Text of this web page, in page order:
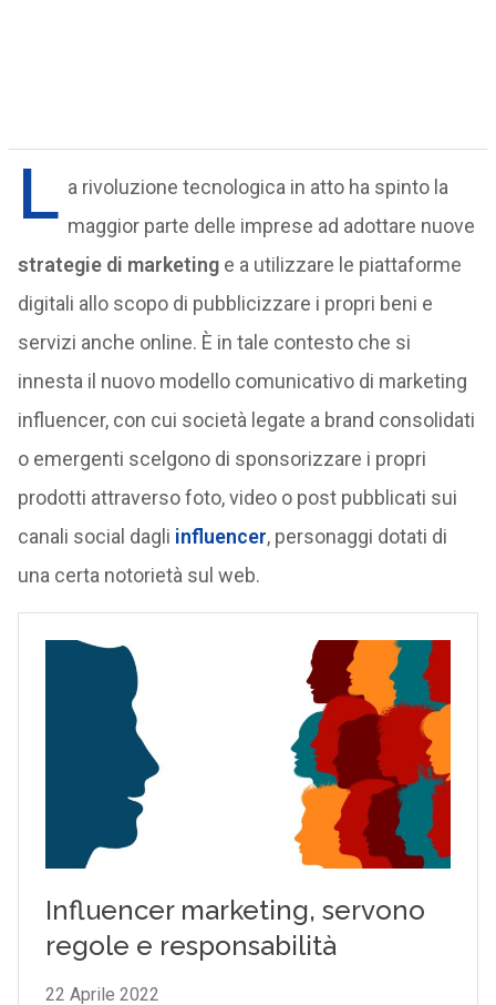
L a rivoluzione tecnologica in atto ha spinto la
maggior parte delle imprese ad adottare nuove
strategie di marketing e a utilizzare le piattaforme
digitali allo scopo di pubblicizzare i propri beni e
servizi anche online. È in tale contesto che si
innesta il nuovo modello comunicativo di marketing
influencer, con cui società legate a brand consolidati
o emergenti scelgono di sponsorizzare i propri
prodotti attraverso foto, video o post pubblicati sui
canali social dagli influencer, personaggi dotati di
una certa notorietà sul web.